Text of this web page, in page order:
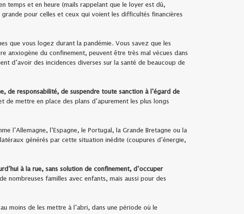
temps et en heure (mails rappelant que le loyer est dû,
pour celles et ceux qui voient les difficultés financières
que vous logez durant la pandémie. Vous savez que les
anxiogène du confinement, peuvent être très mal vécues dans
d’avoir des incidences diverses sur la santé de beaucoup de
de responsabilité, de suspendre toute sanction à l’égard de
mettre en place des plans d’apurement les plus longs
l’Allemagne, l’Espagne, le Portugal, la Grande Bretagne ou la
générés par cette situation inédite (coupures d’énergie,
à la rue, sans solution de confinement, d’occuper
nombreuses familles avec enfants, mais aussi pour des
moins de les mettre à l’abri, dans une période où le